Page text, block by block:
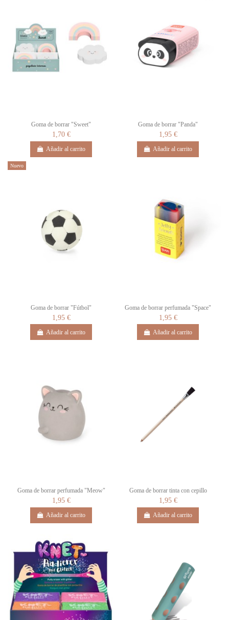
Goma de borrar "Sweet"
1,70 €
Añadir al carrito
Goma de borrar "Panda"
1,95 €
Añadir al carrito
Nuevo
Goma de borrar "Fútbol"
1,95 €
Añadir al carrito
Goma de borrar perfumada "Space"
1,95 €
Añadir al carrito
Goma de borrar perfumada "Meow"
1,95 €
Añadir al carrito
Goma de borrar tinta con cepillo
1,95 €
Añadir al carrito